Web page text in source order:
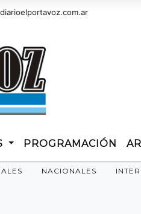
PROGRAMACIÓN
NACIONALES